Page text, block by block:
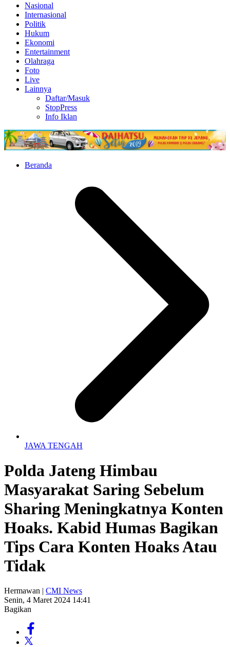
Nasional
Internasional
Politik
Hukum
Ekonomi
Entertainment
Olahraga
Foto
Live
Lainnya
Daftar/Masuk
StopPress
Info Iklan
Beranda
JAWA TENGAH
Polda Jateng Himbau
Masyarakat Saring Sebelum
Sharing Meningkatnya Konten
Hoaks. Kabid Humas Bagikan
Tips Cara Konten Hoaks Atau
Tidak
Hermawan | CMI News
Senin, 4 Maret 2024 14:41
Bagikan